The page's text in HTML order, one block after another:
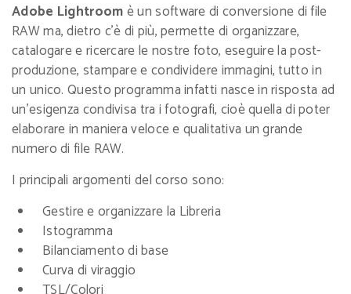
Adobe Lightroomè un software di conversione di file
RAW ma, dietro c’è di più, permette di organizzare,
catalogare e ricercare le nostre foto, eseguire la post-
produzione, stampare e condividere immagini, tutto in
un unico. Questo programma infatti nasce in risposta ad
un’esigenza condivisa tra i fotografi, cioè quella di poter
elaborare in maniera veloce e qualitativa un grande
numero di file RAW.
I principali argomenti del corso sono:
Gestire e organizzare la Libreria
Istogramma
Bilanciamento di base
Curva di viraggio